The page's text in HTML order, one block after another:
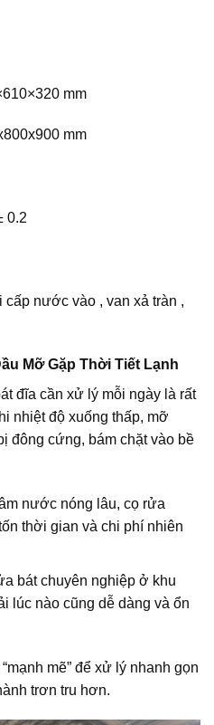
mm
mm
0.2
cấp nước vào , van xả tràn ,
Mỡ Gặp Thời Tiết Lạnh
đĩa cần xử lý mỗi ngày là rất
nhiệt độ xuống thấp, mỡ
đông cứng, bám chặt vào bề
nước nóng lâu, cọ rửa
thời gian và chi phí nhiên
bát chuyên nghiệp ở khu
lúc nào cũng dễ dàng và ổn
mẽ” để xử lý nhanh gọn
trơn tru hơn.